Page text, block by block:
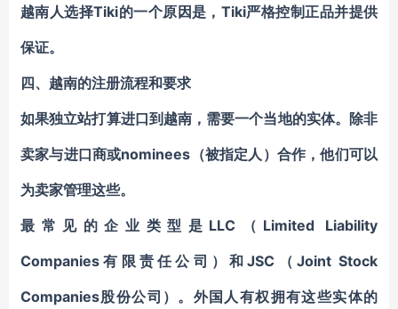
越南人选择Tiki的一个原因是，Tiki严格控制正品并提供
保证。
四、 越南的注册流程和要求
如果独立站打算进口到越南，需要一个当地的实体。除非
卖家与进口商或nominees（被指定人）合作，他们可以
为卖家管理这些。
最常见的企业类型是LLC（Limited Liability
Companies有限责任公司）和JSC（Joint Stock
Companies股份公司）。外国人有权拥有这些实体的